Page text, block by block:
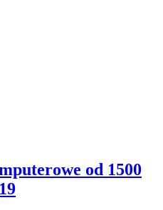
od 1500